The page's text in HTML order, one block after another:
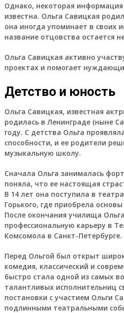
Однако, некоторая информация
известна. Ольга Савицкая
она иногда упоминает в своих
название отцовства остается
Ольга Савицкая активно
проектах и помогает
Детство и юность
Ольга Савицкая, известная
родилась в Ленинграде (ныне
году. С детства Ольга
способности, и ее родители
музыкальную школу.
Сначала Ольга занималась
поняла, что ее настоящая
В 14 лет она поступила в
Горького, где приобрела
После окончания училища
профессиональную карьеру в
Комсомола в Санкт-Петербурге.
Перед Ольгой был открыт
комедия, классический и
быстро стала одной из самых
талантливых исполнительниц
постановки с участием Ольги
подлинными театральными